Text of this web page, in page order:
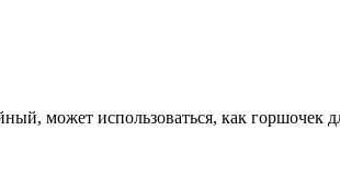
может использоваться, как горшочек